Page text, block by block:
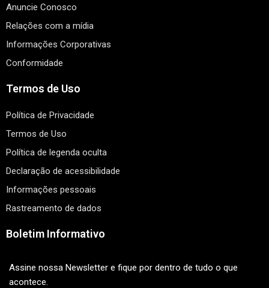
Anuncie Conosco
Relações com a mídia
Informações Corporativas
Conformidade
Termos de Uso
Política de Privacidade
Termos de Uso
Política de legenda oculta
Declaração de acessibilidade
Informações pessoais
Rastreamento de dados
Boletim Informativo
Assine nossa Newsletter e fique por dentro de tudo o que
acontece.